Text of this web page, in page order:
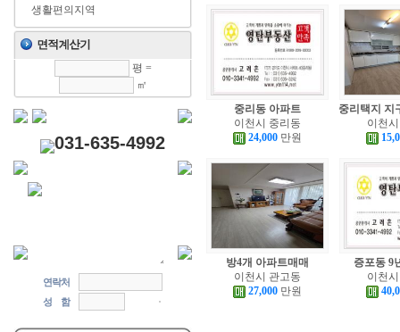
생활편의지역
평 =
㎡
031-635-4992
연락처
성 함
중리동 아파트
이천시 중리동
24,000 만원
중리택지 지
이천
방4개 아파트매매
이천시 관고동
27,000 만원
증포동 9
이천